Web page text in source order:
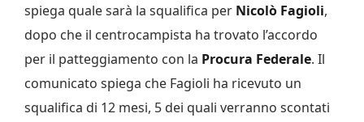
spiega quale sarà la squalifica per Nicolò Fagioli,
dopo che il centrocampista ha trovato l’accordo
per il patteggiamento con la Procura Federale. Il
comunicato spiega che Fagioli ha ricevuto un
squalifica di 12 mesi, 5 dei quali verranno scontati